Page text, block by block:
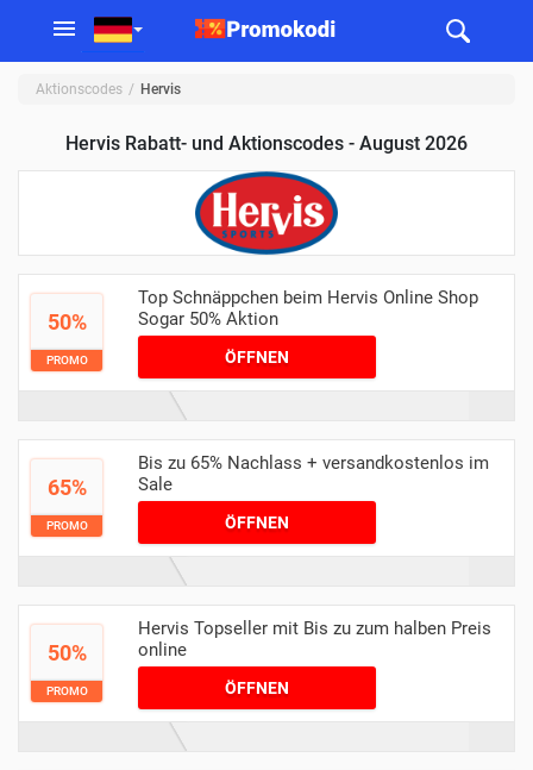
Aktionscodes Hervis
Hervis Rabatt- und Aktionscodes - August 2026
50%
PROMO
Top Schnäppchen beim Hervis Online Shop
Sogar 50% Aktion
ÖFFNEN
65%
PROMO
Bis zu 65% Nachlass + versandkostenlos im
Sale
ÖFFNEN
50%
PROMO
Hervis Topseller mit Bis zu zum halben Preis
online
ÖFFNEN